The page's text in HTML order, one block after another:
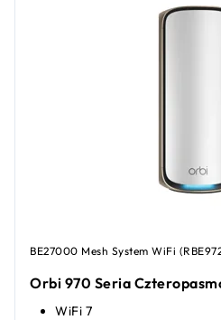
BE27000 Mesh System WiFi
Orbi 970 Seria
WiFi 7